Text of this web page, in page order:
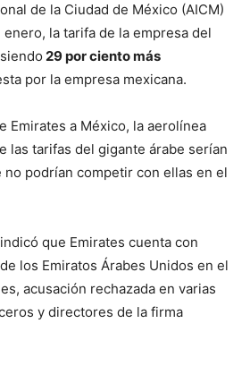
de la Ciudad de México (AICM)
la tarifa de la empresa del
29 por ciento más
por la empresa mexicana.
Emirates a México, la aerolínea
las tarifas del gigante árabe serían
no podrían competir con ellas en el
que Emirates cuenta con
los Emiratos Árabes Unidos en el
acusación rechazada en varias
y directores de la firma